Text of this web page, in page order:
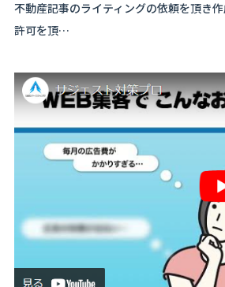
不動産記事のライティングの依頼を頂き
許可を頂…